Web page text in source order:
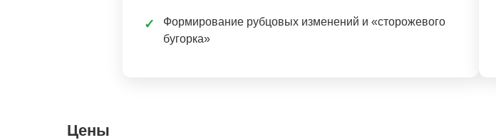
✓
Формирование рубцовых изменений и «сторожевого
бугорка»
Цены